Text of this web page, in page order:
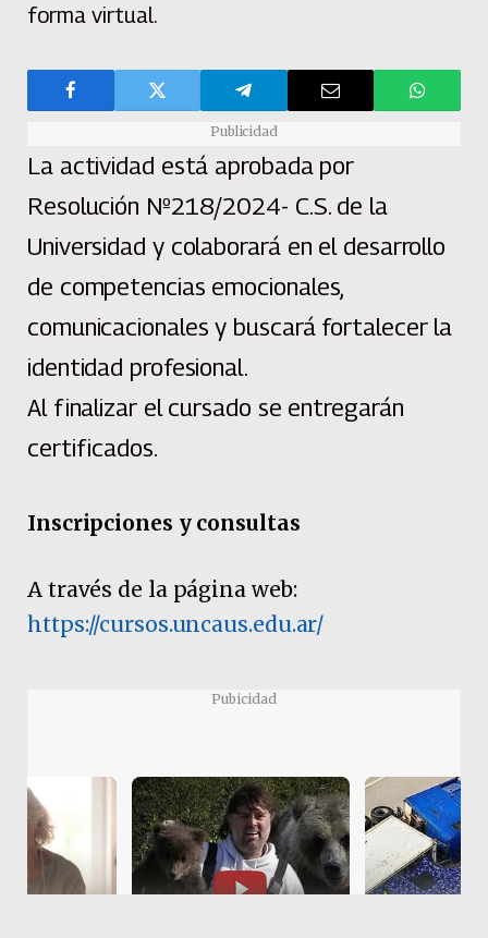
forma virtual.
Publicidad
La actividad está aprobada por
Resolución Nº218/2024- C.S. de la
Universidad y colaborará en el desarrollo
de competencias emocionales,
comunicacionales y buscará fortalecer la
identidad profesional.
Al finalizar el cursado se entregarán
certificados.
Inscripciones y consultas
A través de la página web:
https://cursos.uncaus.edu.ar/
Pubicidad